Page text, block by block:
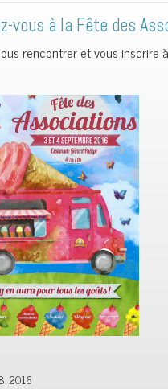
vous à la Fête des
rencontrer et vous
2016